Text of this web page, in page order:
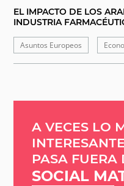
EL IMPACTO DE LOS
INDUSTRIA
Asuntos Europeos
A VECES LO
PASA FUERA
SOCIAL